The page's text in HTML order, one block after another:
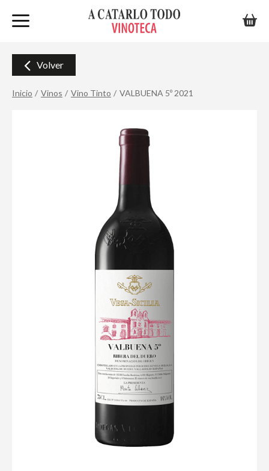
Inicio Vinos Vino Tinto VALBUENA 5º 2021
Volver